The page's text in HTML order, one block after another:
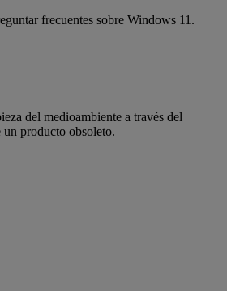
frecuentes sobre Windows 11.
del medioambiente a través del
producto obsoleto.